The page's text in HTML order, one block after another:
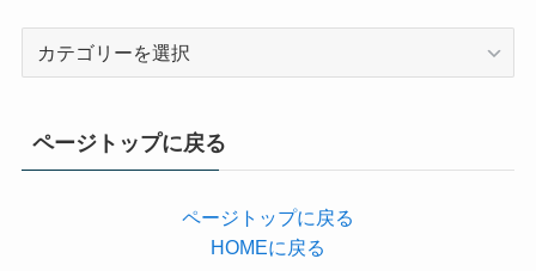
ページトップに戻る
ページトップに戻る
HOMEに戻る